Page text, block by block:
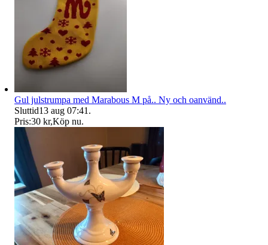
Gul julstrumpa med Marabous M på.. Ny och oanvänd..
Sluttid13 aug 07:41 .
Pris:30 kr,Köp nu.